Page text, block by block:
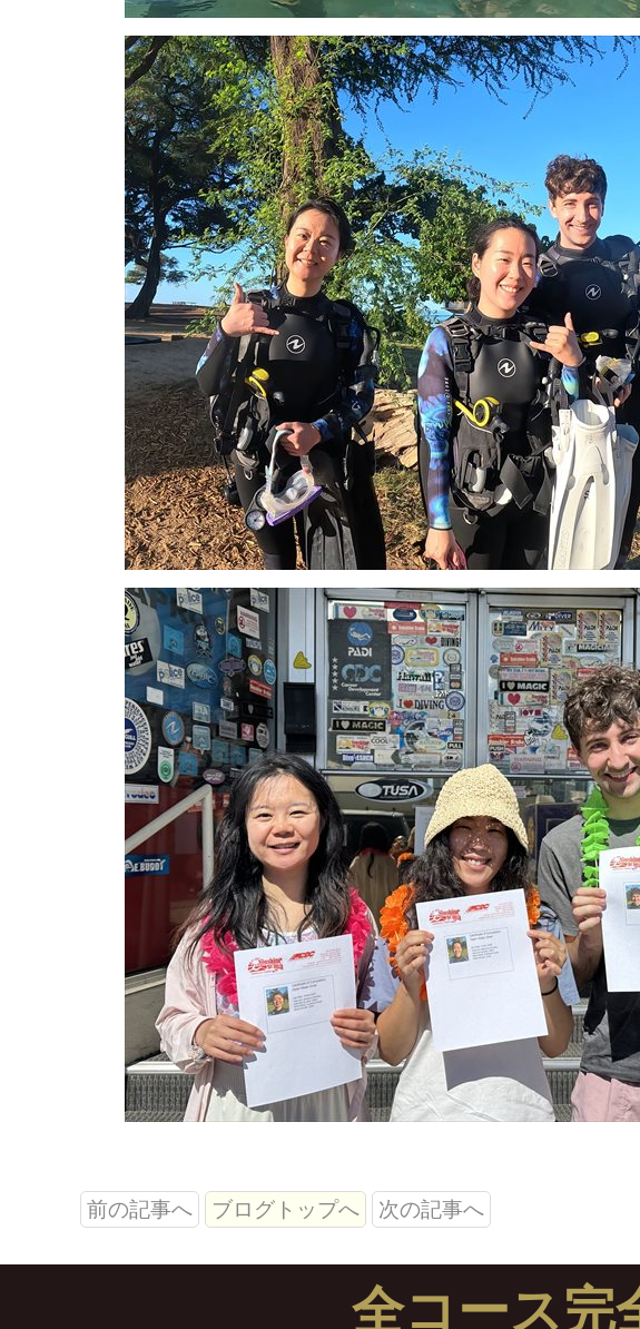
前の記事へ ブログトップへ 次の記事へ
全コース完